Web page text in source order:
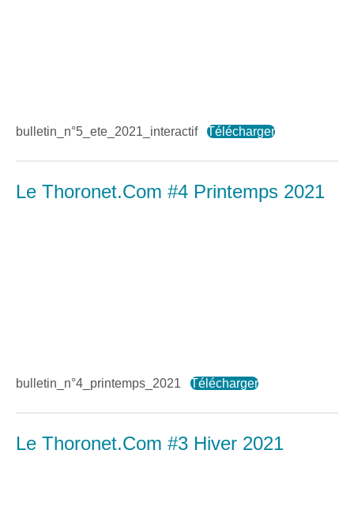
bulletin_n°5_ete_2021_interactif Télécharger
Le Thoronet.Com #4 Printemps 2021
bulletin_n°4_printemps_2021 Télécharger
Le Thoronet.Com #3 Hiver 2021